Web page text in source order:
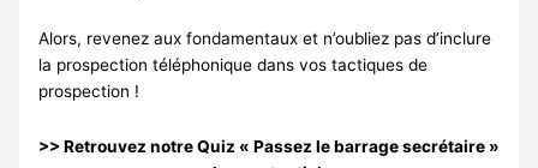
Alors, revenez aux fondamentaux et n’oubliez pas d’inclure
la prospection téléphonique dans vos tactiques de
prospection !
>> Retrouvez notre Quiz « Passez le barrage secrétaire »